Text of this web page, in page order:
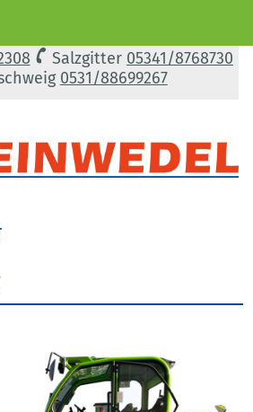
Salzgitter 05341/8768730
0531/88699267